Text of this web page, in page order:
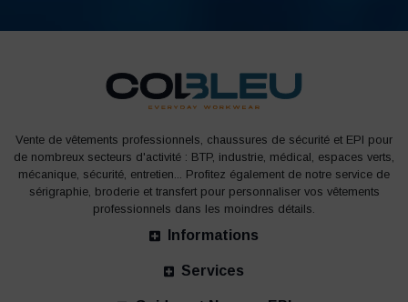
Vente de vêtements professionnels, chaussures de sécurité et EPI pour
de nombreux secteurs d'activité : BTP, industrie, médical, espaces verts,
mécanique, sécurité, entretien... Profitez également de notre service de
sérigraphie, broderie et transfert pour personnaliser vos vêtements
professionnels dans les moindres détails.
Informations
Services